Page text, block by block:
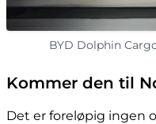
BYD Dolphin
Kommer den til
Det er foreløpig ingen